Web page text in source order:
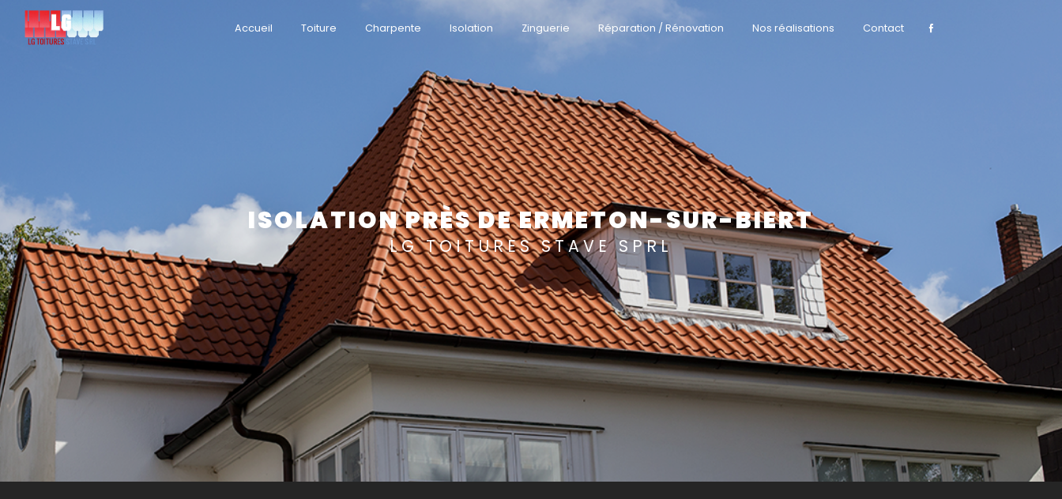
Accueil Toiture Charpente Isolation Zinguerie Réparation / Rénovation Nos réalisations Contact
ISOLATION PRÈS DE ERMETON-SUR-BIERT
LG TOITURES STAVE SPRL
Panneau de gestion des cookies